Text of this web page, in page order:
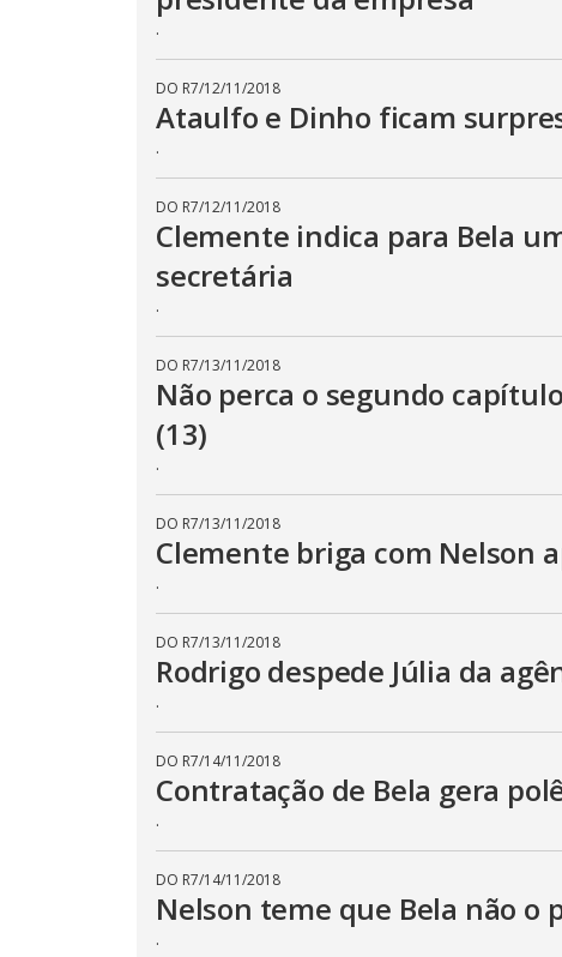
.
DO R7/12/11/2018
Ataulfo e Dinho ficam
.
DO R7/12/11/2018
Clemente indica para Bela
secretária
.
DO R7/13/11/2018
Não perca o segundo
(13)
.
DO R7/13/11/2018
Clemente briga com Nelson
.
DO R7/13/11/2018
Rodrigo despede Júlia da
.
DO R7/14/11/2018
Contratação de Bela gera
.
DO R7/14/11/2018
Nelson teme que Bela não o
.